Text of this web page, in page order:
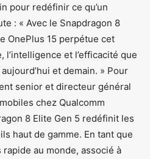
pour redéfinir ce qu’un
: « Avec le Snapdragon 8
OnePlus 15 perpétue cet
et l’efficacité que
et demain. » Pour
senior et directeur général
chez Qualcomm
8 Elite Gen 5 redéfinit les
haut de gamme. En tant que
au monde, associé à